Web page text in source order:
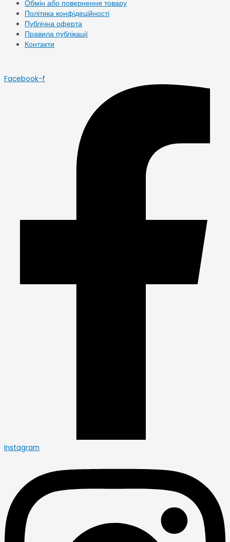
Обмін або повернення товару
Політика конфідеційності
Публічна оферта
Правила публікації
Контакти
Facebook-f
Instagram